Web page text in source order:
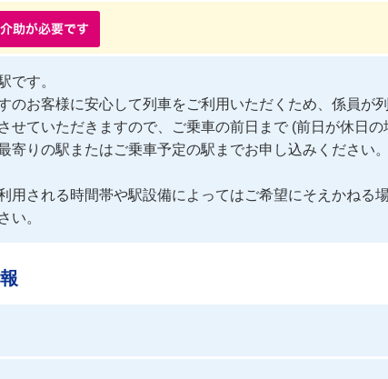
です。
のお客様に安心して列車をご利用いただくため、係員が
せていただきますので、ご乗車の前日まで (前日が休日
寄りの駅またはご乗車予定の駅までお申し込みください。
用される時間帯や駅設備によってはご希望にそえかねる
い。